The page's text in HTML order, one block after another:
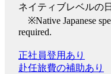
ネイティブレベルの
※Native Japanese
required.
正社員登用あり
赴任旅費の補助あり